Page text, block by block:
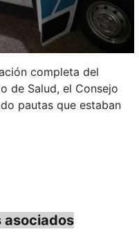
completa del
de Salud, el Consejo
pautas que estaban
asociados